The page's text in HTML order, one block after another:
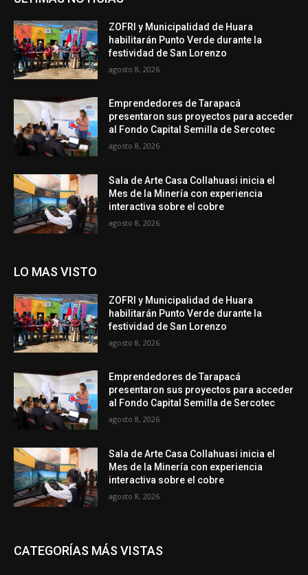
ZOFRI y Municipalidad de Huara
habilitarán Punto Verde durante la
festividad de San Lorenzo
agosto 8, 2026
Emprendedores de Tarapacá
presentaron sus proyectos para acceder
al Fondo Capital Semilla de Sercotec
agosto 8, 2026
Sala de Arte Casa Collahuasi inicia el
Mes de la Minería con experiencia
interactiva sobre el cobre
agosto 8, 2026
LO MAS VISTO
ZOFRI y Municipalidad de Huara
habilitarán Punto Verde durante la
festividad de San Lorenzo
agosto 8, 2026
Emprendedores de Tarapacá
presentaron sus proyectos para acceder
al Fondo Capital Semilla de Sercotec
agosto 8, 2026
Sala de Arte Casa Collahuasi inicia el
Mes de la Minería con experiencia
interactiva sobre el cobre
agosto 8, 2026
CATEGORÍAS MÁS VISTAS